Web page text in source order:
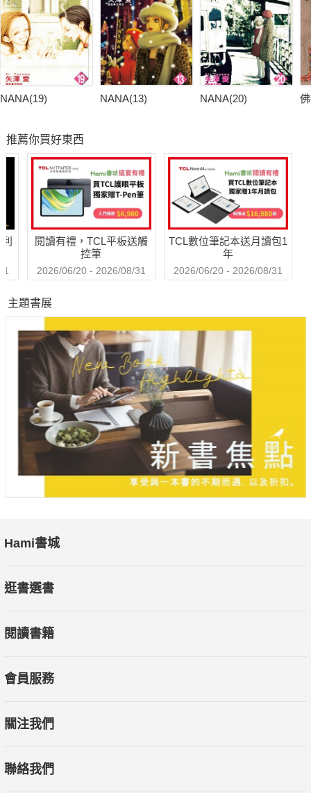
NANA(19) NANA(13) NANA(20)
推薦你買好東西
閱讀有禮，TCL平板送觸
控筆
2026/06/20 - 2026/08/31
TCL數位筆記本送月讀包1
年
2026/06/20 - 2026/08/31
主題書展
Hami書城
逛書選書
閱讀書籍
會員服務
關注我們
聯絡我們